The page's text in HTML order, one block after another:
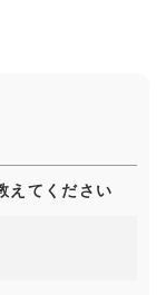
えてください